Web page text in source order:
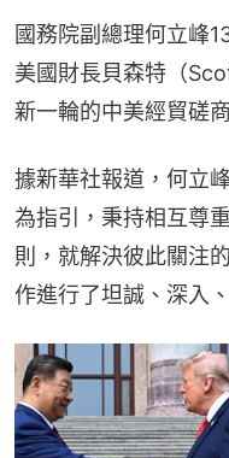
國務院副總理何立峰
美國財長貝森特（
新一輪的中美經貿磋
據新華社報道，何立
為指引，秉持相互尊
則，就解決彼此關注
作進行了坦誠、深入